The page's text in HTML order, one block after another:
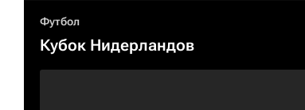
Футбол
Кубок Нидерландов